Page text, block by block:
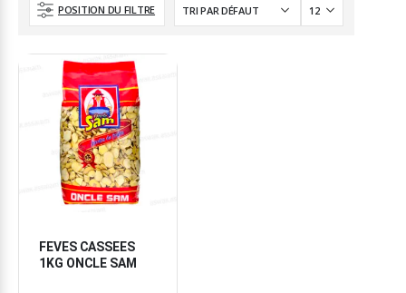
POSITION DU FILTRE
FEVES CASSEES
1KG ONCLE SAM